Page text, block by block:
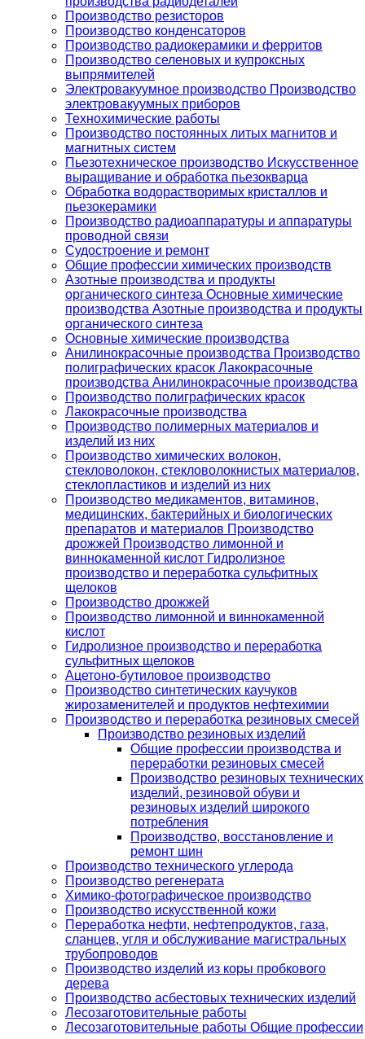
Производство резисторов
Производство конденсаторов
Производство радиокерамики и ферритов
Производство селеновых и купроксных
выпрямителей
Электровакуумное производство Производство
электровакуумных приборов
Технохимические работы
Производство постоянных литых магнитов и
магнитных систем
Пьезотехническое производство Искусственное
выращивание и обработка пьезокварца
Обработка водорастворимых кристаллов и
пьезокерамики
Производство радиоаппаратуры и аппаратуры
проводной связи
Судостроение и ремонт
Общие профессии химических производств
Азотные производства и продукты
органического синтеза Основные химические
производства Азотные производства и продукты
органического синтеза
Основные химические производства
Анилинокрасочные производства Производство
полиграфических красок Лакокрасочные
производства Анилинокрасочные производства
Производство полиграфических красок
Лакокрасочные производства
Производство полимерных материалов и
изделий из них
Производство химических волокон,
стекловолокон, стекловолокнистых материалов,
стеклопластиков и изделий из них
Производство медикаментов, витаминов,
медицинских, бактерийных и биологических
препаратов и материалов Производство
дрожжей Производство лимонной и
виннокаменной кислот Гидролизное
производство и переработка сульфитных
щелоков
Производство дрожжей
Производство лимонной и виннокаменной
кислот
Гидролизное производство и переработка
сульфитных щелоков
Ацетоно-бутиловое производство
Производство синтетических каучуков
жирозаменителей и продуктов нефтехимии
Производство и переработка резиновых смесей
Производство резиновых изделий
Общие профессии производства и
переработки резиновых смесей
Производство резиновых технических
изделий, резиновой обуви и
резиновых изделий широкого
потребления
Производство, восстановление и
ремонт шин
Производство технического углерода
Производство регенерата
Химико-фотографическое производство
Производство искусственной кожи
Переработка нефти, нефтепродуктов, газа,
сланцев, угля и обслуживание магистральных
трубопроводов
Производство изделий из коры пробкового
дерева
Производство асбестовых технических изделий
Лесозаготовительные работы
Лесозаготовительные работы Общие профессии